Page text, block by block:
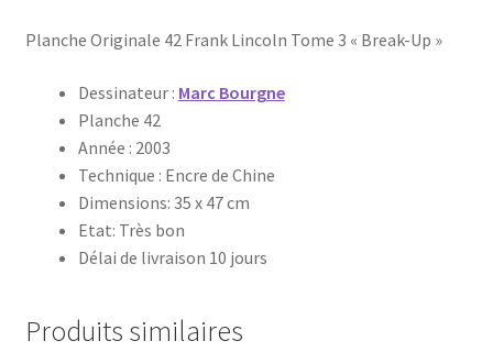
Planche Originale 42 Frank Lincoln Tome 3 « Break-Up »
Dessinateur : Marc Bourgne
Planche 42
Année : 2003
Technique : Encre de Chine
Dimensions: 35 x 47 cm
Etat: Très bon
Délai de livraison 10 jours
Produits similaires